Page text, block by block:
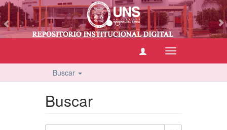
Cambiar
navegación
Buscar
Buscar